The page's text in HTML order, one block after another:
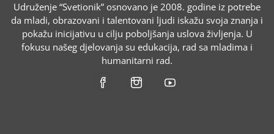
Udruženje “Svetionik” osnovano je 2008. godine iz potrebe
da mladi, obrazovani i talentovani ljudi iskažu svoja znanja i
pokažu inicijativu u cilju poboljšanja uslova življenja. U
fokusu našeg djelovanja su edukacija, rad sa mladima i
humanitarni rad.